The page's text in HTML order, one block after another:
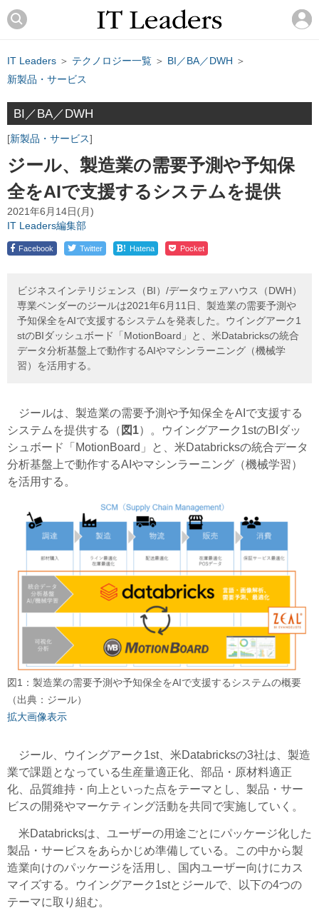
IT Leaders ＞ テクノロジー一覧 ＞ BI／BA／DWH ＞
新製品・サービス
BI／BA／DWH
新製品・サービス
ジール、製造業の需要予測や予知保
全をAIで支援するシステムを提供
2021年6月14日(月)
IT Leaders編集部
Facebook Twitter ! Hatena Pocket
ビジネスインテリジェンス（BI）/データウェアハウス（DWH）
専業ベンダーのジールは2021年6月11日、製造業の需要予測や
予知保全をAIで支援するシステムを発表した。ウイングアーク1
stのBIダッシュボード「MotionBoard」と、米Databricksの統合
データ分析基盤上で動作するAIやマシンラーニング（機械学
習）を活用する。
ジールは、製造業の需要予測や予知保全をAIで支援する
システムを提供する（ 図1）。ウイングアーク1stのBIダッ
シュボード「MotionBoard」と、米Databricksの統合データ
分析基盤上で動作するAIやマシンラーニング（機械学習）
を活用する。
図1：製造業の需要予測や予知保全をAIで支援するシステムの概要
（出典：ジール）
拡大画像表示
ジール、ウイングアーク1st、米Databricksの3社は、製造
業で課題となっている生産量適正化、部品・原材料適正
化、品質維持・向上といった点をテーマとし、製品・サー
ビスの開発やマーケティング活動を共同で実施していく。
米Databricksは、ユーザーの用途ごとにパッケージ化した
製品・サービスをあらかじめ準備している。この中から製
造業向けのパッケージを活用し、国内ユーザー向けにカス
マイズする。ウイングアーク1stとジールで、以下の4つの
テーマに取り組む。